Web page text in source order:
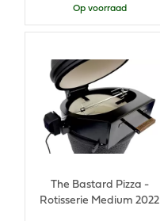
Op voorraad
The Bastard Pizza -
Rotisserie Medium 2022